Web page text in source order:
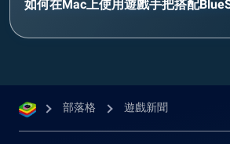
如何在Mac上使用遊戲手把搭配
部落格 遊戲新聞